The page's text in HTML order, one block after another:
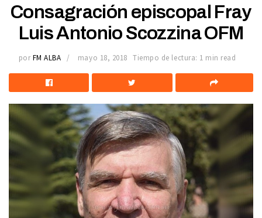
Consagración episcopal Fray
Luis Antonio Scozzina OFM
por FM ALBA mayo 18, 2018 Tiempo de lectura: 1 min read